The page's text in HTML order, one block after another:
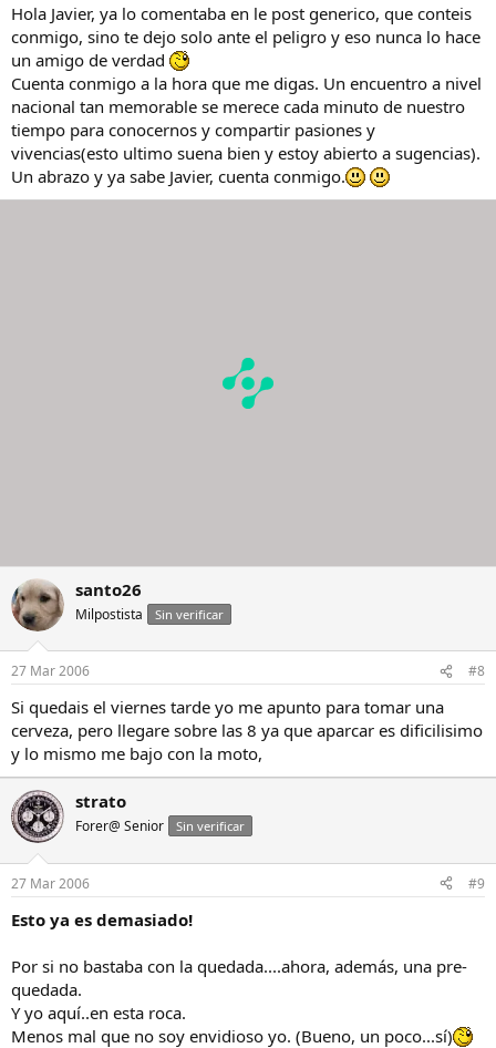
Hola Javier, ya lo comentaba en le post generico, que conteis
conmigo, sino te dejo solo ante el peligro y eso nunca lo hace
un amigo de verdad
Cuenta conmigo a la hora que me digas. Un encuentro a nivel
nacional tan memorable se merece cada minuto de nuestro
tiempo para conocernos y compartir pasiones y
vivencias(esto ultimo suena bien y estoy abierto a sugencias).
Un abrazo y ya sabe Javier, cuenta conmigo.
santo26
Milpostista Sin verificar
27 Mar 2006 #8
Si quedais el viernes tarde yo me apunto para tomar una
cerveza, pero llegare sobre las 8 ya que aparcar es dificilisimo
y lo mismo me bajo con la moto,
strato
Forer@ Senior Sin verificar
27 Mar 2006 #9
Esto ya es demasiado!
Por si no bastaba con la quedada....ahora, además, una pre-
quedada.
Y yo aquí..en esta roca.
Menos mal que no soy envidioso yo. (Bueno, un poco...sí)